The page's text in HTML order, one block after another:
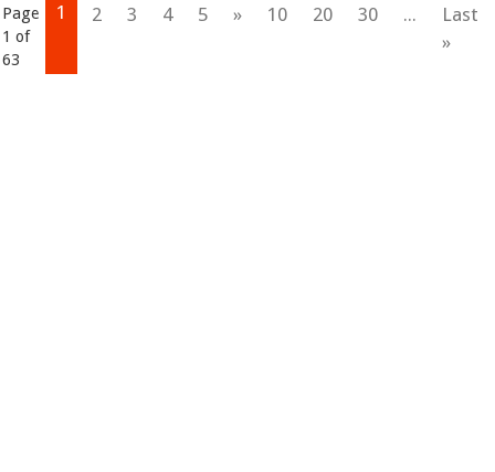
Page
1 of
63
1 2 3 4 5 » 10 20 30 ...
Last
»